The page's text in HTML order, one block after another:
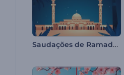
Saudações de Ramadã - Mensagem de Abertura